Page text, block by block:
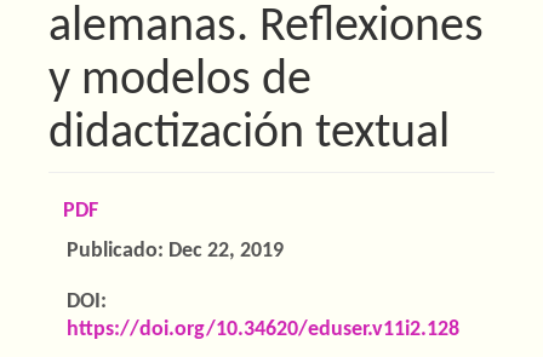
alemanas. Reflexiones
y modelos de
didactización textual
Barra
lateral
de
artigos
PDF
Publicado: Dec 22, 2019
DOI:
https://doi.org/10.34620/eduser.v11i2.128